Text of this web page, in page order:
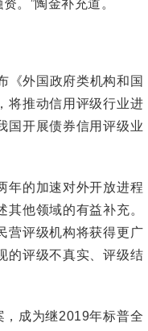
。”陶金补充道。
外国政府类机构和国
将推动信用评级行业进
国开展债券信用评级业
的加速对外开放进程
他领域的有益补充。
营评级机构将获得更广
的评级不真实、评级结
成为继2019年标普全